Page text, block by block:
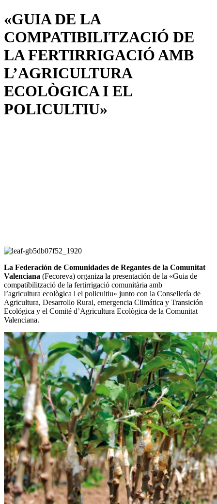
«GUIA DE LA
COMPATIBILITZACIÓ DE
LA FERTIRRIGACIÓ AMB
L’AGRICULTURA
ECOLÒGICA I EL
POLICULTIU»
La Federación de Comunidades de Regantes de la Comunitat
Valenciana (Fecoreva) organiza la presentación de la «Guia de
compatibilització de la fertirrigació comunitària amb
l’agricultura ecològica i el policultiu» junto con la Consellería de
Agricultura, Desarrollo Rural, emergencia Climática y Transición
Ecológica y el Comité d’Agricultura Ecològica de la Comunitat
Valenciana.